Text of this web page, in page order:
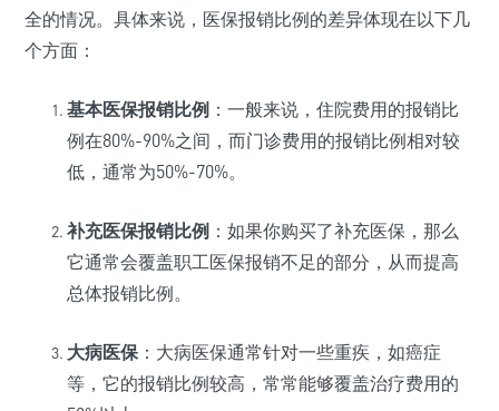
全的情况。具体来说，医保报销比例的差异体现在以下几
个方面：
基本医保报销比例 ：一般来说，住院费用的报销比
例在80%-90%之间，而门诊费用的报销比例相对较
低，通常为50%-70%。
补充医保报销比例 ：如果你购买了补充医保，那么
它通常会覆盖职工医保报销不足的部分，从而提高
总体报销比例。
大病医保 ：大病医保通常针对一些重疾，如癌症
等，它的报销比例较高，常常能够覆盖治疗费用的